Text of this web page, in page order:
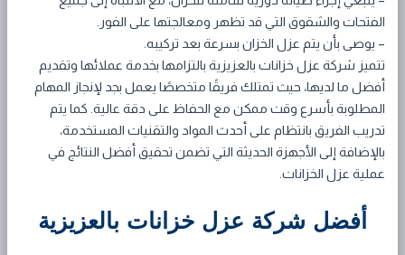
الفتحات والشقوق التي قد تظهر ومعالجتها على الفور.
– يوصى بأن يتم عزل الخزان بسرعة بعد تركيبه.
تتميز شركة عزل خزانات بالعزيزية بالتزامها بخدمة عملائها وتقديم
أفضل ما لديها، حيث تمتلك فريقًا متخصصًا يعمل بجد لإنجاز المهام
المطلوبة بأسرع وقت ممكن مع الحفاظ على دقة عالية. كما يتم
تدريب الفريق بانتظام على أحدث المواد والتقنيات المستخدمة،
بالإضافة إلى الأجهزة الحديثة التي تضمن تحقيق أفضل النتائج في
عملية عزل الخزانات.
أفضل شركة عزل خزانات بالعزيزية